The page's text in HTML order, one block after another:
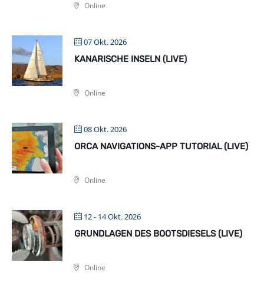
Online
07 Okt. 2026
KANARISCHE INSELN (LIVE)
Online
08 Okt. 2026
ORCA NAVIGATIONS-APP TUTORIAL (LIVE)
Online
12 - 14 Okt. 2026
GRUNDLAGEN DES BOOTSDIESELS (LIVE)
Online